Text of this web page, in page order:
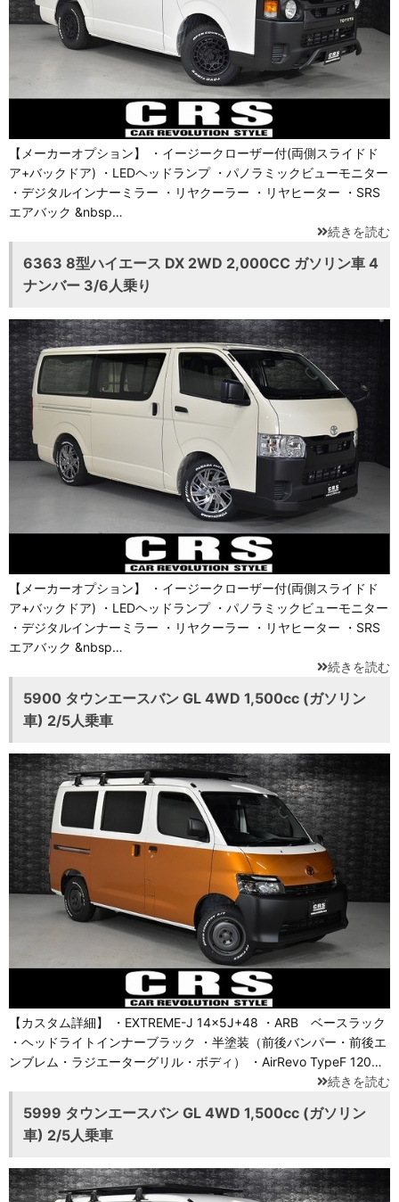
【メーカーオプション】 ・イージークローザー付(両側スライドド
ア+バックドア) ・LEDヘッドランプ ・パノラミックビューモニター
・デジタルインナーミラー ・リヤクーラー ・リヤヒーター ・SRS
エアバック &nbsp…
続きを読む
6363 8型ハイエース DX 2WD 2,000CC ガソリン車 4
ナンバー 3/6人乗り
【メーカーオプション】 ・イージークローザー付(両側スライドド
ア+バックドア) ・LEDヘッドランプ ・パノラミックビューモニター
・デジタルインナーミラー ・リヤクーラー ・リヤヒーター ・SRS
エアバック &nbsp…
続きを読む
5900 タウンエースバン GL 4WD 1,500cc (ガソリン
車) 2/5人乗車
【カスタム詳細】 ・EXTREME-J 14×5J+48 ・ARB ベースラック
・ヘッドライトインナーブラック ・半塗装（前後バンパー・前後エ
ンブレム・ラジエーターグリル・ボディ） ・AirRevo TypeF 120…
続きを読む
5999 タウンエースバン GL 4WD 1,500cc (ガソリン
車) 2/5人乗車